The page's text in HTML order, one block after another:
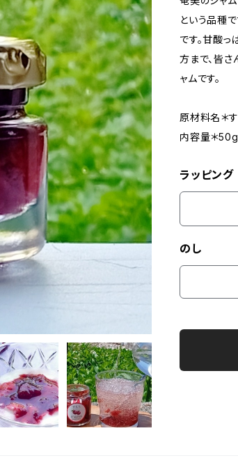
という品種
です。甘酸
方まで、皆さ
ャムです。
原材料名＊す
内容量＊50g
ラッピング
のし